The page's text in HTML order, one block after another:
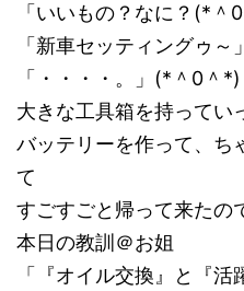
「いいもの？なに？(*＾
「新車セッティングゥ
「・・・・。」(*＾0＾*)
大きな工具箱を持ってい
バッテリーを作って、ち
て
すごすごと帰って来たの
本日の教訓＠お姐
「『オイル交換』と『活